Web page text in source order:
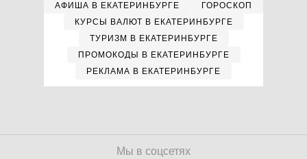
АФИША В ЕКАТЕРИНБУРГЕ
ГОРОСКОП
КУРСЫ ВАЛЮТ В ЕКАТЕРИНБУРГЕ
ТУРИЗМ В ЕКАТЕРИНБУРГЕ
ПРОМОКОДЫ В ЕКАТЕРИНБУРГЕ
РЕКЛАМА В ЕКАТЕРИНБУРГЕ
Мы в соцсетях